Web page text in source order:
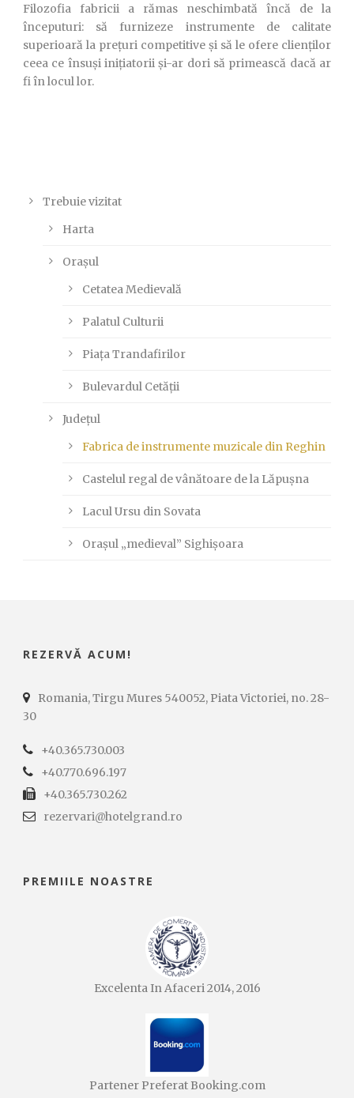
Filozofia fabricii a rămas neschimbată încă de la
începuturi: să furnizeze instrumente de calitate
superioară la prețuri competitive și să le ofere clienților
ceea ce însuși inițiatorii și-ar dori să primească dacă ar
fi în locul lor.
Trebuie vizitat
Harta
Orașul
Cetatea Medievală
Palatul Culturii
Piața Trandafirilor
Bulevardul Cetății
Județul
Fabrica de instrumente muzicale din Reghin
Castelul regal de vânătoare de la Lăpușna
Lacul Ursu din Sovata
Orașul „medieval” Sighișoara
REZERVĂ ACUM!
Romania, Tirgu Mures 540052, Piata Victoriei, no. 28-
30
+40.365.730.003
+40.770.696.197
+40.365.730.262
rezervari@hotelgrand.ro
PREMIILE NOASTRE
Excelenta In Afaceri 2014, 2016
Partener Preferat Booking.com